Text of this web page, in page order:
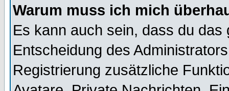
Warum muss ich mich
Es kann auch sein, dass du
Entscheidung des
Registrierung zusätzliche